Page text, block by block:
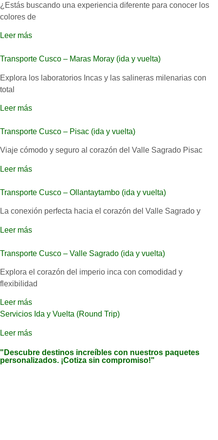
¿Estás buscando una experiencia diferente para conocer los
colores de
Leer más
Transporte Cusco – Maras Moray (ida y vuelta)
Explora los laboratorios Incas y las salineras milenarias con
total
Leer más
Transporte Cusco – Pisac (ida y vuelta)
Viaje cómodo y seguro al corazón del Valle Sagrado Pisac
Leer más
Transporte Cusco – Ollantaytambo (ida y vuelta)
La conexión perfecta hacia el corazón del Valle Sagrado y
Leer más
Transporte Cusco – Valle Sagrado (ida y vuelta)
Explora el corazón del imperio inca con comodidad y
flexibilidad
Leer más
Servicios Ida y Vuelta (Round Trip)
Leer más
"Descubre destinos increíbles con nuestros paquetes
personalizados. ¡Cotiza sin compromiso!"